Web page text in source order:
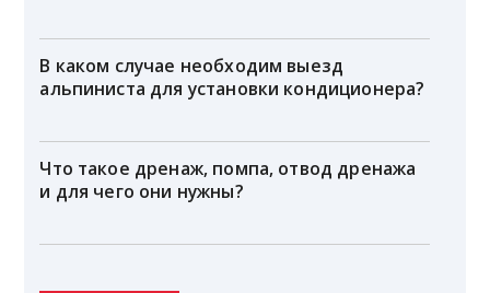
В каком случае необходим выезд
альпиниста для установки кондиционера?
Что такое дренаж, помпа, отвод дренажа
и для чего они нужны?